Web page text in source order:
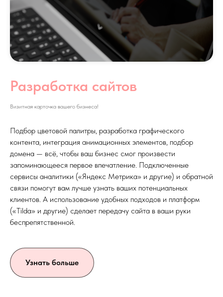
Разработка сайтов
Визитная карточка вашего бизнеса!
Подбор цветовой палитры, разработка графического
контента, интеграция анимационных элементов, подбор
домена — всё, чтобы ваш бизнес смог произвести
запоминающееся первое впечатление. Подключенные
сервисы аналитики («Яндекс Метрика» и другие) и обратной
связи помогут вам лучше узнать ваших потенциальных
клиентов. А использование удобных подходов и платформ
(«Tilda» и другие) сделает передачу сайта в ваши руки
беспрепятственной.
Узнать больше